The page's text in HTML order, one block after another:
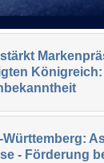
Württemberg:
- Förderung